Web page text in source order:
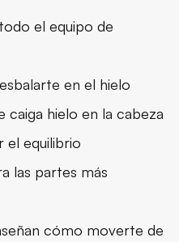
el equipo de
en el hielo
caiga hielo en la cabeza
el equilibrio
las partes más
cómo moverte de